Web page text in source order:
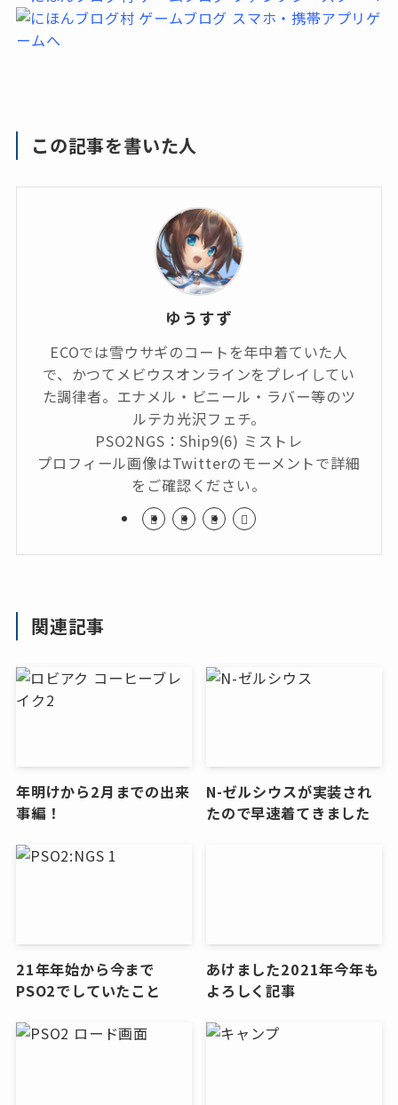
この記事を書いた人
ゆうすず
ECOでは雪ウサギのコートを年中着ていた人
で、かつてメビウスオンラインをプレイしてい
た調律者。エナメル・ビニール・ラバー等のツ
ルテカ光沢フェチ。
PSO2NGS：Ship9(6) ミストレ
プロフィール画像はTwitterのモーメントで詳細
をご確認ください。
関連記事
年明けから2月までの出来
事編！
N-ゼルシウスが実装され
たので早速着てきました
21年年始から今まで
PSO2でしていたこと
あけました2021年今年も
よろしく記事